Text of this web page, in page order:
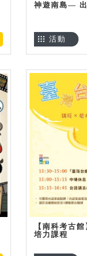
神遊南島—
活動
【南科考古
培力課程